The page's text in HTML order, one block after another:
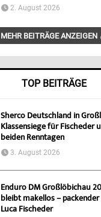
2. August 2026
MEHR BEITRÄGE ANZEIGEN
TOP BEITRÄGE
Sherco Deutschland in
Klassensiege für Fischeder
beiden Renntagen
3. August 2026
Enduro DM Großlöbichau
bleibt makellos –
Luca Fischeder